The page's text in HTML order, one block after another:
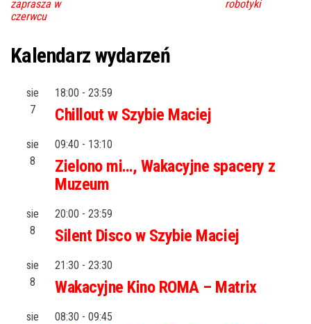
zaprasza w
czerwcu
robotyki
Kalendarz wydarzeń
sie
7
18:00 - 23:59
Chillout w Szybie Maciej
sie
8
09:40 - 13:10
Zielono mi…, Wakacyjne spacery z
Muzeum
sie
8
20:00 - 23:59
Silent Disco w Szybie Maciej
sie
8
21:30 - 23:30
Wakacyjne Kino ROMA – Matrix
sie
08:30 - 09:45